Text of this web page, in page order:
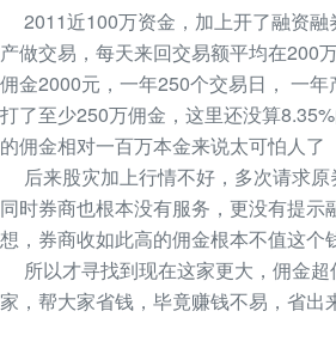
2011近100万资金，加上开了融资融
产做交易，每天来回交易额平均在200
佣金2000元，一年250个交易日， 一
打了至少250万佣金，这里还没算
的佣金相对一百万本金来说太可怕人了
后来股灾加上行情不好，多次请求原
同时券商也根本没有服务，更没有提示
想，券商收如此高的佣金根本不值这个
所以才寻找到现在这家更大，佣金超
家，帮大家省钱，毕竟赚钱不易，省出